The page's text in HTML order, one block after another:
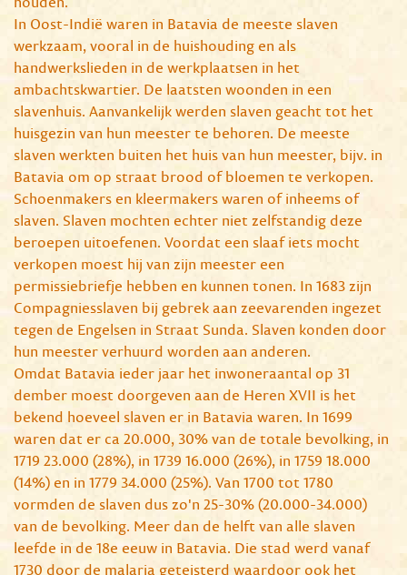
In Oost-Indië waren in Batavia de meeste slaven
werkzaam, vooral in de huishouding en als
handwerkslieden in de werkplaatsen in het
ambachtskwartier. De laatsten woonden in een
slavenhuis. Aanvankelijk werden slaven geacht tot het
huisgezin van hun meester te behoren. De meeste
slaven werkten buiten het huis van hun meester, bijv. in
Batavia om op straat brood of bloemen te verkopen.
Schoenmakers en kleermakers waren of inheems of
slaven. Slaven mochten echter niet zelfstandig deze
beroepen uitoefenen. Voordat een slaaf iets mocht
verkopen moest hij van zijn meester een
permissiebriefje hebben en kunnen tonen. In 1683 zijn
Compagniesslaven bij gebrek aan zeevarenden ingezet
tegen de Engelsen in Straat Sunda. Slaven konden door
hun meester verhuurd worden aan anderen.
Omdat Batavia ieder jaar het inwoneraantal op 31
dember moest doorgeven aan de Heren XVII is het
bekend hoeveel slaven er in Batavia waren. In 1699
waren dat er ca 20.000, 30% van de totale bevolking, in
1719 23.000 (28%), in 1739 16.000 (26%), in 1759 18.000
(14%) en in 1779 34.000 (25%). Van 1700 tot 1780
vormden de slaven dus zo'n 25-30% (20.000-34.000)
van de bevolking. Meer dan de helft van alle slaven
leefde in de 18e eeuw in Batavia. Die stad werd vanaf
1730 door de malaria geteisterd waardoor ook het